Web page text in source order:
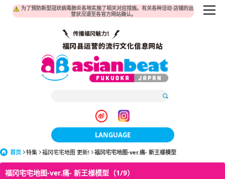
为了预防新型冠状病毒肺炎各地实施了相关对应措施。有关各种活动·店铺的运
营状况请至各官方网站确认。
LANGUAGE
日本語
한국어
首页 特集 福冈宅宅地图 更新! 福冈宅宅地图-ver.痛- 新王様模型
福冈宅宅地图-ver.痛- 新王様模型（1/9）